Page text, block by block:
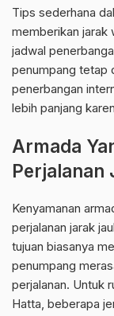
Tips sederhana
memberikan jarak
jadwal
penumpang tetap
penerbangan
lebih panjang
Armada
Perjalanan
Kenyamanan
perjalanan jarak
tujuan biasanya
penumpang
perjalanan. Untuk
Hatta, beberapa